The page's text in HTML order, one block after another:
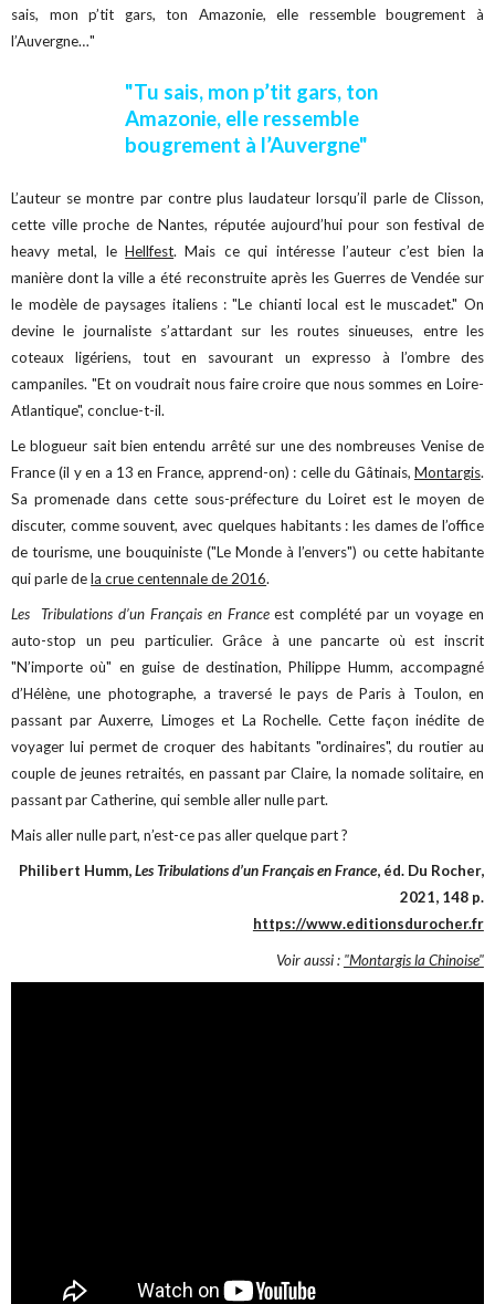
sais, mon p’tit gars, ton Amazonie, elle ressemble bougrement à
l’Auvergne…"
"Tu sais, mon p’tit gars, ton
Amazonie, elle ressemble
bougrement à l’Auvergne"
L’auteur se montre par contre plus laudateur lorsqu’il parle de Clisson,
cette ville proche de Nantes, réputée aujourd’hui pour son festival de
heavy metal, leHellfest. Mais ce qui intéresse l’auteur c’est bien la
manière dont la ville a été reconstruite après les Guerres de Vendée sur
le modèle de paysages italiens : "Le chianti local est le muscadet." On
devine le journaliste s’attardant sur les routes sinueuses, entre les
coteaux ligériens, tout en savourant un expresso à l’ombre des
campaniles. "Et on voudrait nous faire croire que nous sommes en Loire-
Atlantique", conclue-t-il.
Le blogueur sait bien entendu arrêté sur une des nombreuses Venise de
France (il y en a 13 en France, apprend-on) : celle du Gâtinais, Montargis.
Sa promenade dans cette sous-préfecture du Loiret est le moyen de
discuter, comme souvent, avec quelques habitants : les dames de l’office
de tourisme, une bouquiniste ("Le Monde à l’envers") ou cette habitante
qui parle dela crue centennale de 2016.
Les Tribulations d’un Français en Franceest complété par un voyage en
auto-stop un peu particulier. Grâce à une pancarte où est inscrit
"N’importe où" en guise de destination, Philippe Humm, accompagné
d’Hélène, une photographe, a traversé le pays de Paris à Toulon, en
passant par Auxerre, Limoges et La Rochelle. Cette façon inédite de
voyager lui permet de croquer des habitants "ordinaires", du routier au
couple de jeunes retraités, en passant par Claire, la nomade solitaire, en
passant par Catherine, qui semble aller nulle part.
Mais aller nulle part, n’est-ce pas aller quelque part ?
Philibert Humm,Les Tribulations d’un Français en France, éd. Du Rocher,
2021, 148 p.
https://www.editionsdurocher.fr
Voir aussi : "Montargis la Chinoise"